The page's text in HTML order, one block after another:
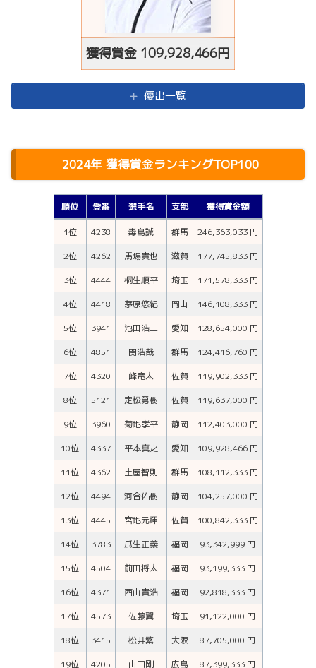
獲得賞金 109,928,466円
優出一覧
2024年 獲得賞金ランキングTOP100
順位 登番 選手名 支部 獲得賞金額
1位 4238 毒島誠 群馬
246,363,033 円
2位
4262 馬場貴也 滋賀
177,745,833 円
3位
4444 桐生順平 埼玉
171,578,333 円
4位
4418 茅原悠紀 岡山
146,108,333 円
5位
3941 池田浩二 愛知
128,654,000 円
6位
4851 関浩哉 群馬
124,416,760 円
7位
4320 峰竜太 佐賀
119,902,333 円
8位
5121 定松勇樹 佐賀
119,637,000 円
9位
3960 菊地孝平 静岡
112,403,000 円
10位
4337 平本真之 愛知
109,928,466 円
11位
4362 土屋智則 群馬
108,112,333 円
12位
4494 河合佑樹 静岡
104,257,000 円
13位
4445 宮地元輝 佐賀
100,842,333 円
14位
3783 瓜生正義 福岡
93,342,999 円
15位
4504 前田将太 福岡
93,199,333 円
16位
4371 西山貴浩 福岡
92,818,333 円
17位
4573 佐藤翼 埼玉
91,122,000 円
18位
3415 松井繁 大阪
87,705,000 円
19位
4205 山口剛 広島
87,399,333 円